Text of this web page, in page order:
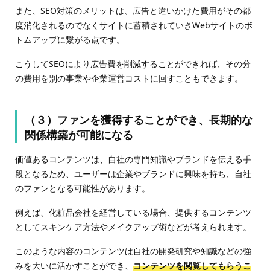
また、SEO対策のメリットは、広告と違いかけた費用がその都
度消化されるのでなくサイトに蓄積されていきWebサイトのボ
トムアップに繋がる点です。
こうしてSEOにより広告費を削減することができれば、その分
の費用を別の事業や企業運営コストに回すこともできます。
（３）ファンを獲得することができ、長期的な
関係構築が可能になる
価値あるコンテンツは、自社の専門知識やブランドを伝える手
段となるため、ユーザーは企業やブランドに興味を持ち、自社
のファンとなる可能性があります。
例えば、化粧品会社を経営している場合、提供するコンテンツ
としてスキンケア方法やメイクアップ術などが考えられます。
このような内容のコンテンツは自社の開発研究や知識などの強
みを大いに活かすことができ、 コンテンツを閲覧してもらうこ